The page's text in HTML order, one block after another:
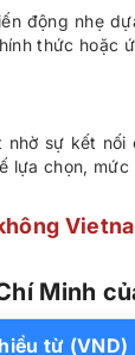
động nhẹ
thức
sự kết
lựa chọn,
Minh
từ (VND)